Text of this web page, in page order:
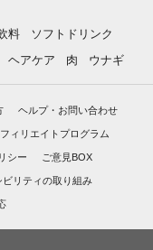
料
ソフトドリンク
ヘアケア 肉 ウナギ
ヘルプ・お問い合わせ
ィリエイトプログラム
シー ご意見BOX
ビリティの取り組み